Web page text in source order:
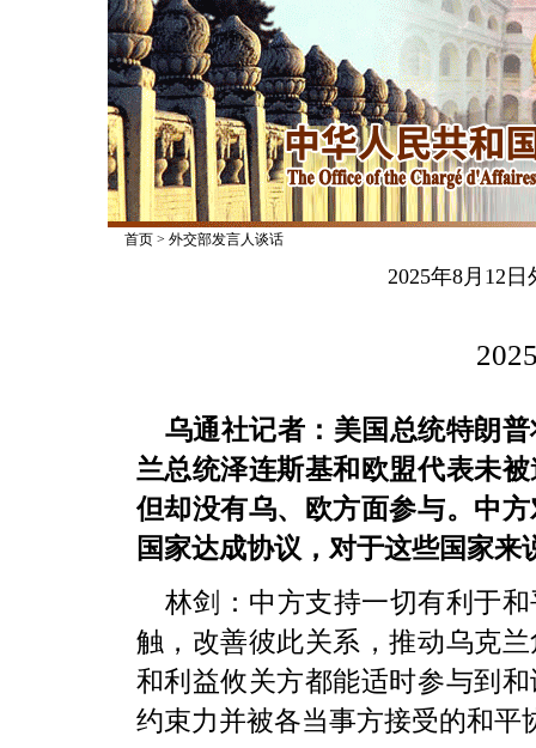
首页> 外交部发言人谈话
2025年8月12
乌通社记者：美国总统特朗
兰总统泽连斯基和欧盟代表未
但却没有乌、欧方面参与。中
国家达成协议，对于这些国家
林剑：中方支持一切有利于
触，改善彼此关系，推动乌克
和利益攸关方都能适时参与到
约束力并被各当事方接受的和平